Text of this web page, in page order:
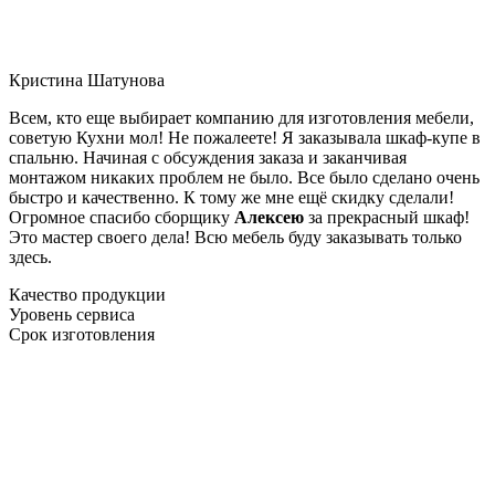
Кристина Шатунова
Всем, кто еще выбирает компанию для изготовления мебели,
советую Кухни мол! Не пожалеете! Я заказывала шкаф-купе в
спальню. Начиная с обсуждения заказа и заканчивая
монтажом никаких проблем не было. Все было сделано очень
быстро и качественно. К тому же мне ещё скидку сделали!
Огромное спасибо сборщику Алексею за прекрасный шкаф!
Это мастер своего дела! Всю мебель буду заказывать только
здесь.
Качество продукции
Уровень сервиса
Срок изготовления